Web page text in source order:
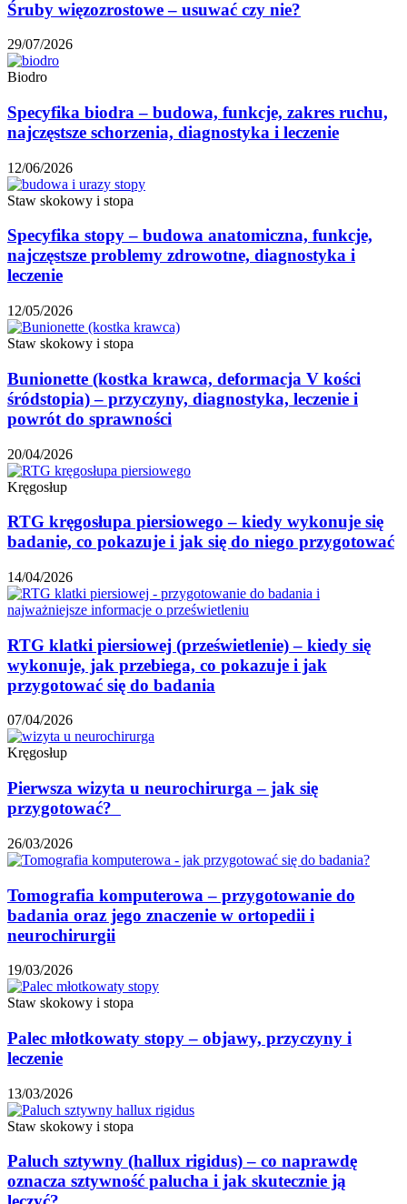
Śruby więzozrostowe – usuwać czy nie?
29/07/2026
Biodro
Specyfika biodra – budowa, funkcje, zakres ruchu,
najczęstsze schorzenia, diagnostyka i leczenie
12/06/2026
Staw skokowy i stopa
Specyfika stopy – budowa anatomiczna, funkcje,
najczęstsze problemy zdrowotne, diagnostyka i
leczenie
12/05/2026
Staw skokowy i stopa
Bunionette (kostka krawca, deformacja V kości
śródstopia) – przyczyny, diagnostyka, leczenie i
powrót do sprawności
20/04/2026
Kręgosłup
RTG kręgosłupa piersiowego – kiedy wykonuje się
badanie, co pokazuje i jak się do niego przygotować
14/04/2026
RTG klatki piersiowej (prześwietlenie) – kiedy się
wykonuje, jak przebiega, co pokazuje i jak
przygotować się do badania
07/04/2026
Kręgosłup
Pierwsza wizyta u neurochirurga – jak się
przygotować?
26/03/2026
Tomografia komputerowa – przygotowanie do
badania oraz jego znaczenie w ortopedii i
neurochirurgii
19/03/2026
Staw skokowy i stopa
Palec młotkowaty stopy – objawy, przyczyny i
leczenie
13/03/2026
Staw skokowy i stopa
Paluch sztywny (hallux rigidus) – co naprawdę
oznacza sztywność palucha i jak skutecznie ją